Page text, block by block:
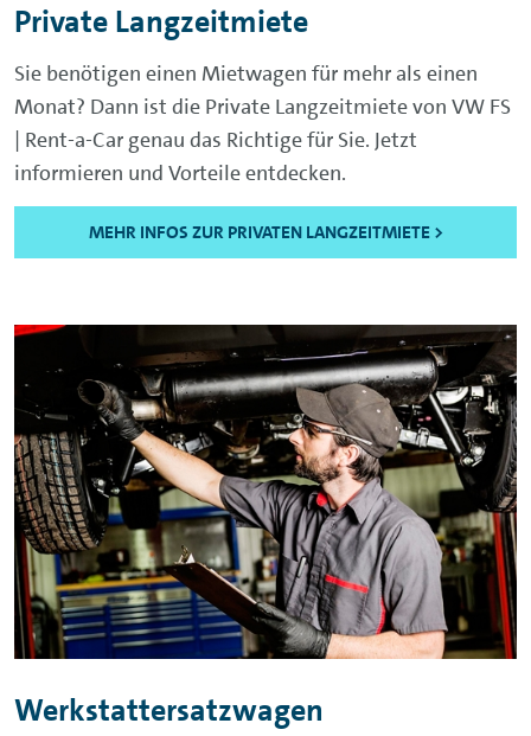
Private Langzeitmiete
Sie benötigen einen Mietwagen für mehr als einen
Monat? Dann ist die Private Langzeitmiete von VW FS
| Rent-a-Car genau das Richtige für Sie. Jetzt
informieren und Vorteile entdecken.
MEHR INFOS ZUR PRIVATEN LANGZEITMIETE >
Werkstattersatzwagen